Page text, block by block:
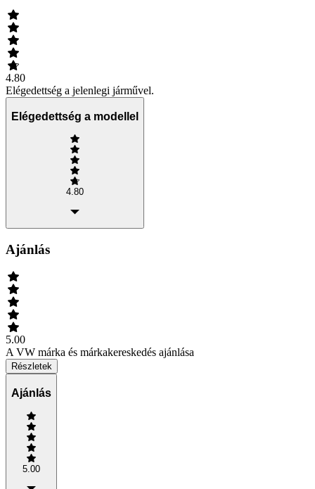
4.80
Elégedettség a jelenlegi járművel.
Elégedettség a modellel
4.80
Ajánlás
5.00
A VW márka és márkakereskedés ajánlása
Részletek
Ajánlás
5.00